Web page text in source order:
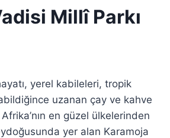
Millî Parkı
yerel kabileleri, tropik
uzanan çay ve kahve
en güzel ülkelerinden
yer alan Karamoja